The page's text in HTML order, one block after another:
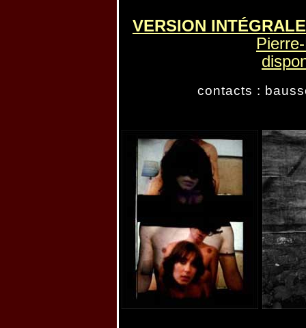
VERSION INTÉGRALE
contacts :